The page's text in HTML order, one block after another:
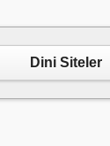
Dini Siteler